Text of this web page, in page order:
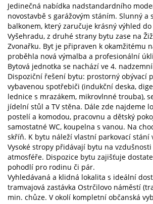
Jedinečná nabídka nadstandardního
novostavbě s garážovým stáním. Slunný a
balkonem, který zaručuje krásný výhled
Vyšehradu, z druhé strany bytu zase na
Zvonařku. Byt je připraven k okamžitému
proběhla nová výmalba a profesionální
Bytová jednotka se nachází ve 4.
Dispoziční řešení bytu: prostorný obývací
vybavenou spotřebiči (indukční deska,
lednice s mrazákem, mikrovlnné trouba),
jídelní stůl a TV stěna. Dále zde najdeme
postelí a komodou, pracovnu a dětský
samostatné WC, koupelna s vanou. Na
skříň. K bytu náleží vlastní parkovací stání
Vysoké stropy přidávají bytu na
atmosféře. Dispozice bytu zajišťuje
pohodlí pro rodinu či pár.
Vyhledávaná a klidná lokalita s ideální
tramvajová zastávka Ostrčilovo náměstí
min. chůze. V okolí kompletní občanská